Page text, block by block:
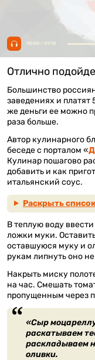
00:00 / 01:18
Отлично
Большинство
заведениях и
же деньги ее можно
раза больше.
Автор кулинарного
беседе с порталом «
Кулинар пошагово
добавить и как
итальянский соус.
Раскрыть
В теплую воду
ложки муки.
оставшуюся муку и
рукам липнуть оно
Накрыть миску
на час. Смешать
пропущенным через
«Сыр
раскатываем
раскладываем
оливки.